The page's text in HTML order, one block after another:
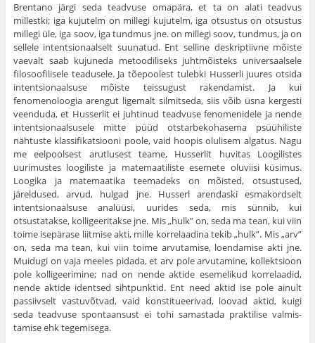
Brentano järgi seda teadvuse omapära, et ta on alati teadvus
millestki; iga kujutelm on millegi kujutelm, iga otsustus on otsustus
millegi üle, iga soov, iga tundmus jne. on millegi soov, tundmus, ja on
sellele intentsionaalselt suunatud. Ent selline deskriptiivne mõiste
vaevalt saab kujuneda metoodiliseks juhtmõisteks universaalsele
filosoofili­sele teadusele. Ja tõepoolest tulebki Husserli juures otsida
intentsio­naalsuse mõiste teissugust rakendamist. Ja kui
fenomenoloogia aren­gut ligemalt silmitseda, siis võib üsna kergesti
veenduda, et Husserlit ei juhtinud teadvuse fenomenidele ja nende
intentsionaalsusele mitte püüd otstarbekohasema psüühiliste
nähtuste klassifikatsiooni poole, vaid hoopis olulisem algatus. Nagu
me eelpoolsest arutlusest teame, Husserlit huvitas Loogilistes
uurimustes loogiliste ja matemaatiliste esemete oluviisi küsimus.
Loogika ja matemaatika teemadeks on mõisted, otsustused,
järeldused, arvud, hulgad jne. Husserl arendaski esmakordselt
intentsionaalsuse analüüsi, uurides seda, mis sünnib, kui
otsustatakse, kolligeeritakse jne. Mis „hulk” on, seda ma tean, kui viin
toime isepärase liitmise akti, mille korrelaadina tekib „hulk”. Mis „arv”
on, seda ma tean, kui viin toime arvutamise, loendamise akti jne.
Muidugi on vaja meeles pidada, et arv pole arvutamine, kol­lektsioon
pole kolligeerimine; nad on nende aktide esemelikud korre­laadid,
nende aktide identsed sihtpunktid. Ent need aktid ise pole ainult
passiivselt vastuvõtvad, vaid konstitueerivad, loovad aktid, kuigi
seda teadvuse spontaansust ei tohi samastada praktilise valmis­
tamise ehk tegemisega.